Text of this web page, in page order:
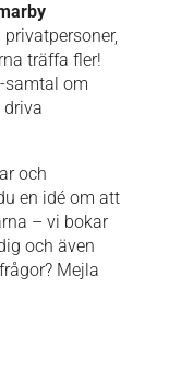
träffa fler!
samtal om
och
en idé om att
– vi bokar
och även
Mejla